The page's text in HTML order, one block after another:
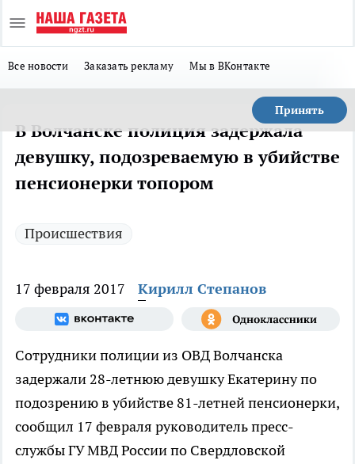
Все новости Заказать рекламу Мы в ВКонтакте
Принять
В Волчанске полиция задержала
девушку, подозреваемую в убийстве
пенсионерки топором
Происшествия
17 февраля 2017 Кирилл Степанов
Сотрудники полиции из ОВД Волчанска
задержали 28-летнюю девушку Екатерину по
подозрению в убийстве 81-летней пенсионерки,
сообщил 17 февраля руководитель пресс-
службы ГУ МВД России по Свердловской